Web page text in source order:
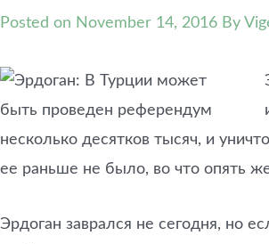
Posted on November 14, 2016 By
несколько десятков тысяч, и
ее раньше не было, во что опять
Эрдоган заврался не сегодня, но